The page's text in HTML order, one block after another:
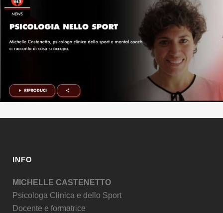
INFO
MICHELLE CASTENETTO
Psicologa Clinica e dello Sport
Docente e formatrice